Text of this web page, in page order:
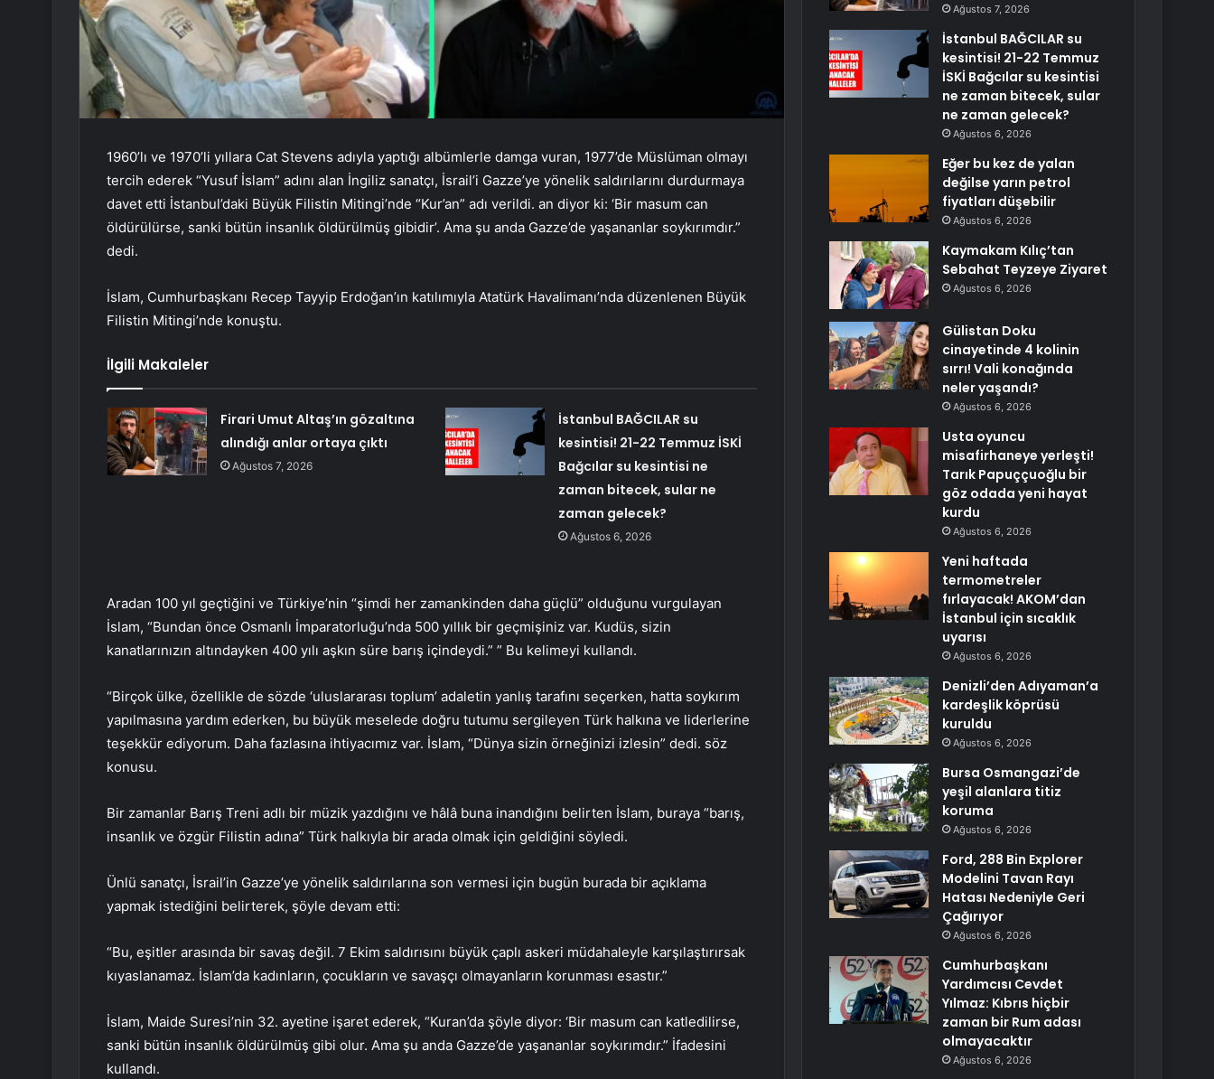
1960’lı ve 1970’li yıllara Cat Stevens adıyla yaptığı albümlerle damga vuran, 1977’de Müslüman olmayı
tercih ederek “Yusuf İslam” adını alan İngiliz sanatçı, İsrail’i Gazze’ye yönelik saldırılarını durdurmaya
davet etti İstanbul’daki Büyük Filistin Mitingi’nde “Kur’an” adı verildi. an diyor ki: ‘Bir masum can
öldürülürse, sanki bütün insanlık öldürülmüş gibidir’. Ama şu anda Gazze’de yaşananlar soykırımdır.”
dedi.
İslam, Cumhurbaşkanı Recep Tayyip Erdoğan’ın katılımıyla Atatürk Havalimanı’nda düzenlenen Büyük
Filistin Mitingi’nde konuştu.
İlgili Makaleler
Firari Umut Altaş’ın gözaltına
alındığı anlar ortaya çıktı
Ağustos 7, 2026
İstanbul BAĞCILAR su
kesintisi! 21-22 Temmuz İSKİ
Bağcılar su kesintisi ne
zaman bitecek, sular ne
zaman gelecek?
Ağustos 6, 2026
Aradan 100 yıl geçtiğini ve Türkiye’nin “şimdi her zamankinden daha güçlü” olduğunu vurgulayan
İslam, “Bundan önce Osmanlı İmparatorluğu’nda 500 yıllık bir geçmişiniz var. Kudüs, sizin
kanatlarınızın altındayken 400 yılı aşkın süre barış içindeydi.” ” Bu kelimeyi kullandı.
“Birçok ülke, özellikle de sözde ‘uluslararası toplum’ adaletin yanlış tarafını seçerken, hatta soykırım
yapılmasına yardım ederken, bu büyük meselede doğru tutumu sergileyen Türk halkına ve liderlerine
teşekkür ediyorum. Daha fazlasına ihtiyacımız var. İslam, “Dünya sizin örneğinizi izlesin” dedi. söz
konusu.
Bir zamanlar Barış Treni adlı bir müzik yazdığını ve hâlâ buna inandığını belirten İslam, buraya “barış,
insanlık ve özgür Filistin adına” Türk halkıyla bir arada olmak için geldiğini söyledi.
Ünlü sanatçı, İsrail’in Gazze’ye yönelik saldırılarına son vermesi için bugün burada bir açıklama
yapmak istediğini belirterek, şöyle devam etti:
“Bu, eşitler arasında bir savaş değil. 7 Ekim saldırısını büyük çaplı askeri müdahaleyle karşılaştırırsak
kıyaslanamaz. İslam’da kadınların, çocukların ve savaşçı olmayanların korunması esastır.”
İslam, Maide Suresi’nin 32. ayetine işaret ederek, “Kuran’da şöyle diyor: ‘Bir masum can katledilirse,
sanki bütün insanlık öldürülmüş gibi olur. Ama şu anda Gazze’de yaşananlar soykırımdır.” İfadesini
kullandı.
Ağustos 7, 2026
İstanbul BAĞCILAR su
kesintisi! 21-22 Temmuz
İSKİ Bağcılar su kesintisi
ne zaman bitecek, sular
ne zaman gelecek?
Ağustos 6, 2026
Eğer bu kez de yalan
değilse yarın petrol
fiyatları düşebilir
Ağustos 6, 2026
Kaymakam Kılıç’tan
Sebahat Teyzeye Ziyaret
Ağustos 6, 2026
Gülistan Doku
cinayetinde 4 kolinin
sırrı! Vali konağında
neler yaşandı?
Ağustos 6, 2026
Usta oyuncu
misafirhaneye yerleşti!
Tarık Papuççuoğlu bir
göz odada yeni hayat
kurdu
Ağustos 6, 2026
Yeni haftada
termometreler
fırlayacak! AKOM’dan
İstanbul için sıcaklık
uyarısı
Ağustos 6, 2026
Denizli’den Adıyaman’a
kardeşlik köprüsü
kuruldu
Ağustos 6, 2026
Bursa Osmangazi’de
yeşil alanlara titiz
koruma
Ağustos 6, 2026
Ford, 288 Bin Explorer
Modelini Tavan Rayı
Hatası Nedeniyle Geri
Çağırıyor
Ağustos 6, 2026
Cumhurbaşkanı
Yardımcısı Cevdet
Yılmaz: Kıbrıs hiçbir
zaman bir Rum adası
olmayacaktır
Ağustos 6, 2026